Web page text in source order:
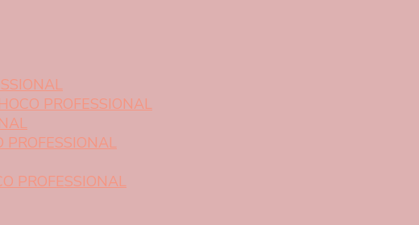
PROFESSIONAL
PROFESSIONAL
PROFESSIONAL